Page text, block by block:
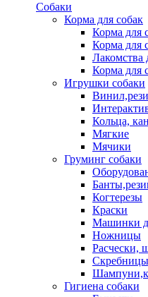
Собаки
Корма для собак
Корма для
Корма для
Лакомства
Корма для
Игрушки собаки
Кольца,
Мягкие
Мячики
Груминг собаки
Когтерезы
Краски
Машинки
Ножницы
Расчески,
Гигиена собаки